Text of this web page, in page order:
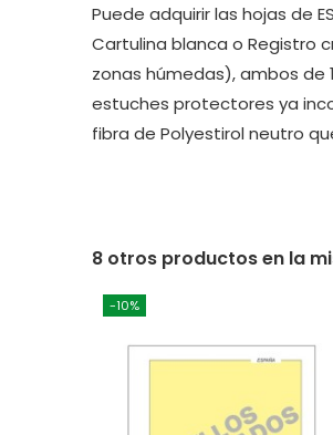
Puede adquirir las hojas de
Cartulina blanca o Registro
zonas húmedas), ambos de
estuches protectores ya
fibra de Polyestirol neutro
8 otros productos en la
-10%